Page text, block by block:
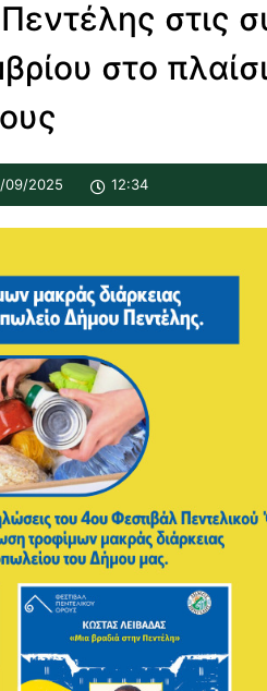
στις
στο
09/2025 12:34